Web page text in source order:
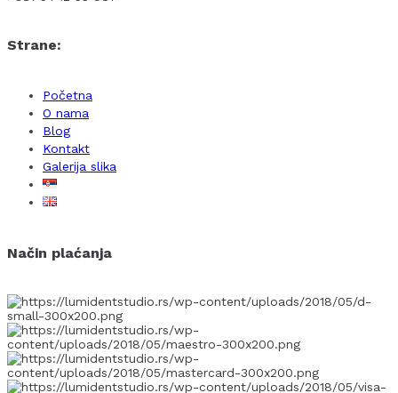
Strane:
Početna
O nama
Blog
Kontakt
Galerija slika
Način plaćanja